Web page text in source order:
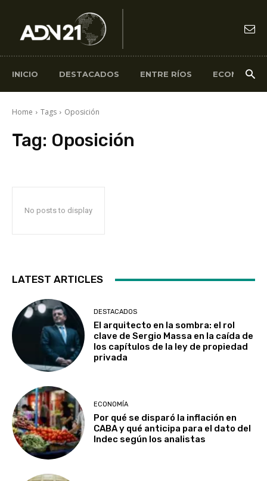
INICIO DESTACADOS ENTRE RÍOS ECONOMÍA
Home Tags Oposición
Tag: Oposición
No posts to display
LATEST ARTICLES
DESTACADOS
El arquitecto en la sombra: el rol
clave de Sergio Massa en la caída de
los capítulos de la ley de propiedad
privada
ECONOMÍA
Por qué se disparó la inflación en
CABA y qué anticipa para el dato del
Indec según los analistas